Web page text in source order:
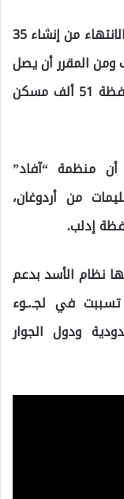
وذكرت الصحيفة أن “صويلو” أكد أنه تم الانتهاء من إنشاء 35
المقرر أن يصل
عدد مساكن الطوب الإجمالية في المحافظة 51 ألف مسكن
منظمة “آفاد”
من أردوغان،
إدلب.
نظام الأسد بدعم
في لجـ.ـوء
ودول الجوار